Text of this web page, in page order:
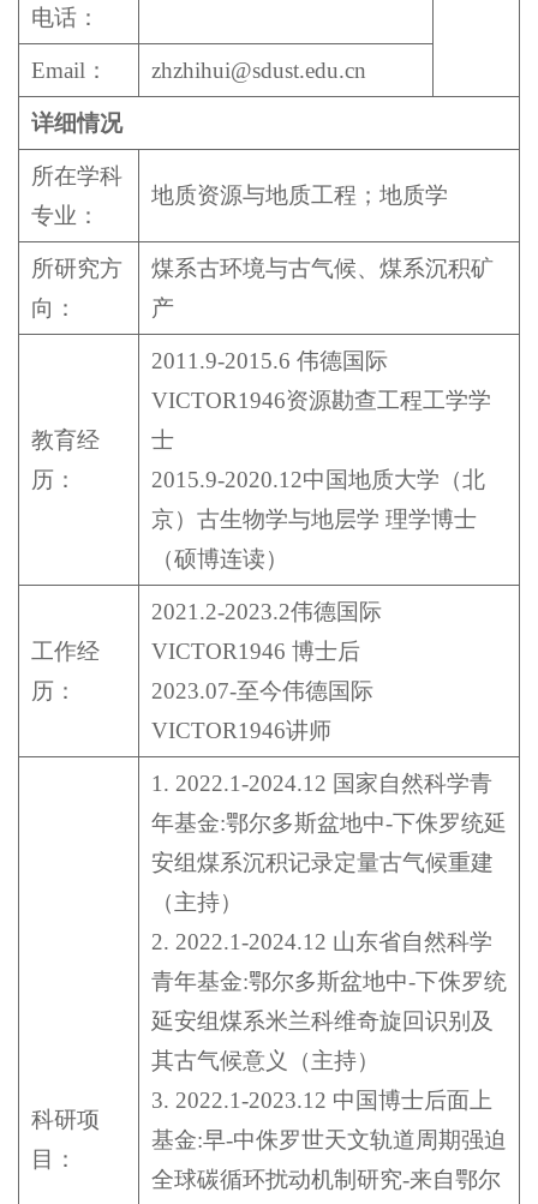
电话：
Email： zhzhihui@sdust.edu.cn
详细情况
所在学科
专业：
地质资源与地质工程；地质学
所研究方
向：
煤系古环境与古气候、煤系沉积矿
产
教育经
历：
2011.9-2015.6 伟德国际
VICTOR1946资源勘查工程工学学
士
2015.9-2020.12中国地质大学（北
京）古生物学与地层学 理学博士
（硕博连读）
工作经
历：
2021.2-2023.2伟德国际
VICTOR1946 博士后
2023.07-至今伟德国际
VICTOR1946讲师
科研项
目：
1. 2022.1-2024.12 国家自然科学青
年基金:鄂尔多斯盆地中-下侏罗统延
安组煤系沉积记录定量古气候重建
（主持）
2. 2022.1-2024.12 山东省自然科学
青年基金:鄂尔多斯盆地中-下侏罗统
延安组煤系米兰科维奇旋回识别及
其古气候意义（主持）
3. 2022.1-2023.12 中国博士后面上
基金:早-中侏罗世天文轨道周期强迫
全球碳循环扰动机制研究-来自鄂尔